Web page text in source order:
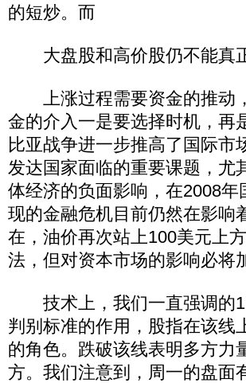
的短炒。而
大盘股和高价股仍不能真
上涨过程需要资金的推动
金的介入一是要选择时机，再
比亚战争进一步推高了国际市
发达国家面临的重要课题，尤
体经济的负面影响，在2008
现的金融危机目前仍然在影响
在，油价再次站上100美元上
法，但对资本市场的影响必将
技术上，我们一直强调的
判别标准的作用，股指在该线
的角色。跌破该线表明多方力
方。我们注意到，周一的盘面